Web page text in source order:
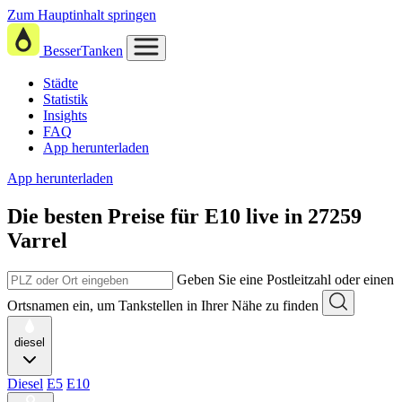
Zum Hauptinhalt springen
BesserTanken
Städte
Statistik
Insights
FAQ
App herunterladen
App herunterladen
Die besten Preise für E10 live in 27259
Varrel
Geben Sie eine Postleitzahl oder einen
Ortsnamen ein, um Tankstellen in Ihrer Nähe zu finden
diesel
Diesel E5 E10